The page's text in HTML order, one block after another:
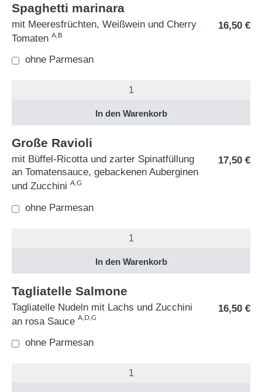
Spaghetti marinara
mit Meeresfrüchten, Weißwein und Cherry
Tomaten A,B
16,50 €
ohne Parmesan
Große Ravioli
mit Büffel-Ricotta und zarter Spinatfüllung
an Tomatensauce, gebackenen Auberginen
und Zucchini A,G
17,50 €
ohne Parmesan
Tagliatelle Salmone
Tagliatelle Nudeln mit Lachs und Zucchini
an rosa Sauce A,D,G
16,50 €
ohne Parmesan